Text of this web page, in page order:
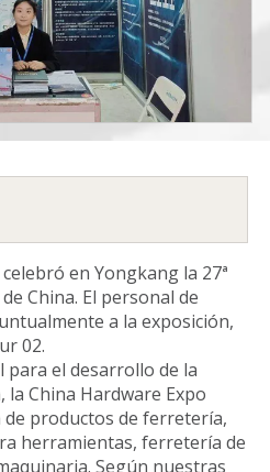
en Yongkang la 27ª
China. El personal de
a la exposición,
02.
para el desarrollo de la
China Hardware Expo
productos de ferretería,
herramientas, ferretería de
Según nuestras